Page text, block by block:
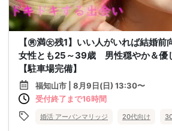
【㊚満㊛残1】いい人がいれば結婚
女性とも25～39歳 男性穏やか＆優
【駐車場完備】
福知山市 | 8月9日(日) 13:30〜
受付終了まで16時間
婚活 アーバンマリッジ 20代向け